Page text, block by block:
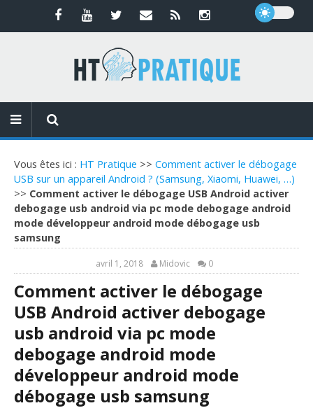
Vous êtes ici : HT Pratique >> Comment activer le débogage
USB sur un appareil Android ? (Samsung, Xiaomi, Huawei, …)
>> Comment activer le débogage USB Android activer
debogage usb android via pc mode debogage android
mode développeur android mode débogage usb
samsung
avril 1, 2018 Midovic 0
Comment activer le débogage
USB Android activer debogage
usb android via pc mode
debogage android mode
développeur android mode
débogage usb samsung